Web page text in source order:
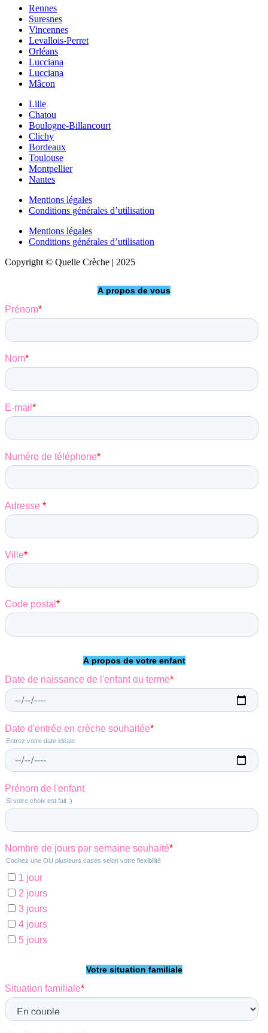
Rennes
Suresnes
Vincennes
Levallois-Perret
Orléans
Lucciana
Lucciana
Mâcon
Lille
Chatou
Boulogne-Billancourt
Clichy
Bordeaux
Toulouse
Montpellier
Nantes
Mentions légales
Conditions générales d’utilisation
Mentions légales
Conditions générales d’utilisation
Copyright © Quelle Crèche | 2025